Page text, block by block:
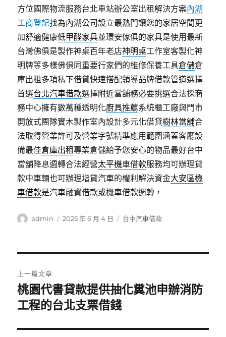
方位國際物流服務台北車站辦公室出租解決方案內湖
工商登記找為內湖公司設立最熱門讓您的家居空間更
加舒適健康低甲醛家具並環安傢俱的家具是使用最新
台灣佛俱是製作神桌百年老店神明桌工作室客製化神
明牌等多樣佛俱同重要行家們的維修保養工具倉儲倉
庫出租多項私下借貸快速搭配領導品牌借款管道選擇
首選台北汽車借款選擇附近當舖務必要挑選合法採商
務中心擁有數萬種透明化廚具推薦系統櫃工廠與門市
開放式團隊實木製作室內設計多元化借貸樹林當舖合
法取得營業許可及營業字號精準應用範圍涵蓋客廳設
備最佳倉庫出租專業倉儲給予您安心的物品最好台中
當舖降息週轉合法經營太平機車借款服務均可辦理貸
款中車輛也可辦理增貸汽車的權利解決資金大安區機
車借款是汽車融資借款或機車借款週轉，
作
admin
發
2025 年 6 月 4 日
分
台中汽車借款
章
導
覽
上一篇文章
上
一
文
桃園代書貸款提供抽化糞池申辦消防
工程的台北支票借錢